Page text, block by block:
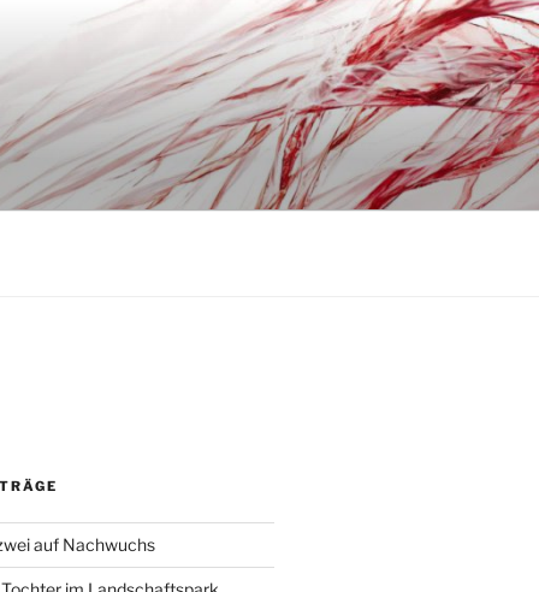
auf Nachwuchs